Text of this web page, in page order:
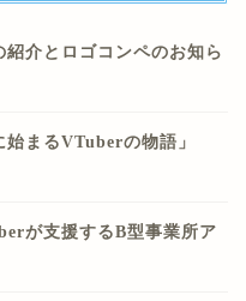
介とロゴコンペのお知ら
まるVTuberの物語」
が支援するB型事業所ア